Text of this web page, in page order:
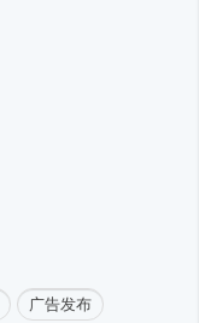
广告发布